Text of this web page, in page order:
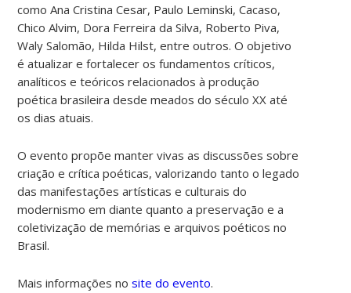
como Ana Cristina Cesar, Paulo Leminski, Cacaso,
Chico Alvim, Dora Ferreira da Silva, Roberto Piva,
Waly Salomão, Hilda Hilst, entre outros. O objetivo
é atualizar e fortalecer os fundamentos críticos,
analíticos e teóricos relacionados à produção
poética brasileira desde meados do século XX até
os dias atuais.
O evento propõe manter vivas as discussões sobre
criação e crítica poéticas, valorizando tanto o legado
das manifestações artísticas e culturais do
modernismo em diante quanto a preservação e a
coletivização de memórias e arquivos poéticos no
Brasil.
Mais informações nosite do evento.